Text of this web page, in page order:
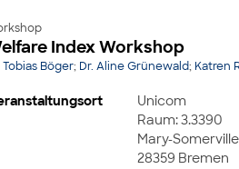
Index Workshop
Tobias Böger; Dr. Aline Grünewald; Katren
Unicom
Raum: 3.3390
Mary-
28359 Bremen